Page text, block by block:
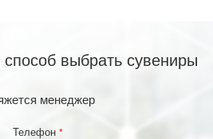
выбрать сувениры
менеджер
Телефон*